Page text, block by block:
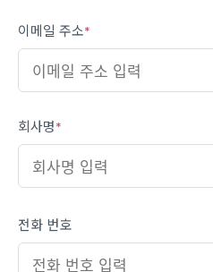
이메일 주소*
회사명*
전화 번호